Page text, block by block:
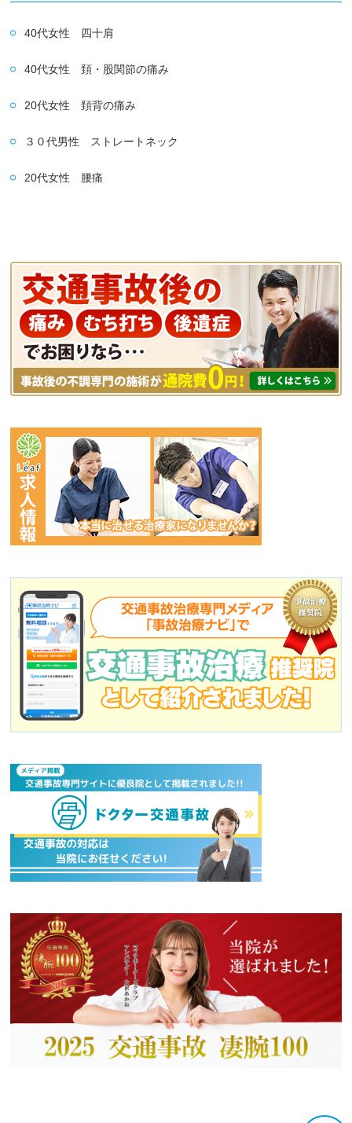
40代女性 四十肩
40代女性 頚・股関節の痛み
20代女性 頚背の痛み
３０代男性 ストレートネック
20代女性 腰痛